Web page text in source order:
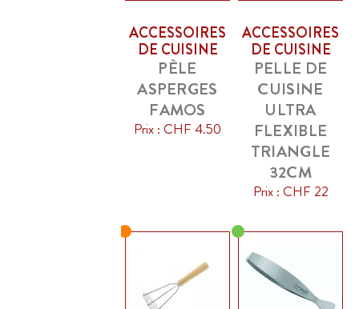
ACCESSOIRES
DE CUISINE
PÈLE
ASPERGES
FAMOS
Prix : CHF 4.50
ACCESSOIRES
DE CUISINE
PELLE DE
CUISINE
ULTRA
FLEXIBLE
TRIANGLE
32CM
Prix : CHF 22